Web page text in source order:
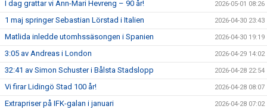
I dag grattar vi Ann-Mari Hevreng – 90 år! 2026-05-01 08:26
1 maj springer Sebastian Lörstad i Italien 2026-04-30 23:43
Matlida inledde utomhssäsongen i Spanien 2026-04-30 19:19
3:05 av Andreas i London 2026-04-29 14:02
32:41 av Simon Schuster i Bålsta Stadslopp 2026-04-28 22:54
Vi firar Lidingö Stad 100 år! 2026-04-28 08:07
Extrapriser på IFK-galan i januari 2026-04-28 07:02